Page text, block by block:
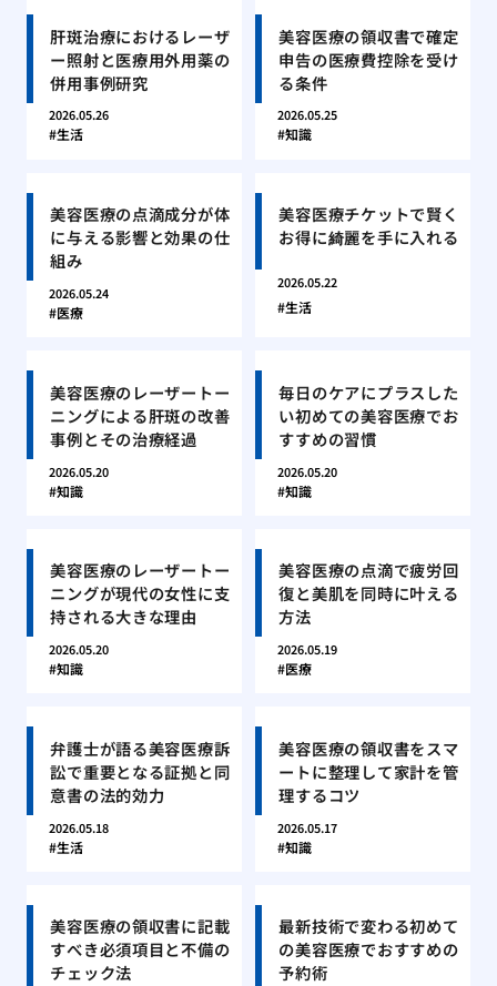
肝斑治療におけるレーザ
ー照射と医療用外用薬の
併用事例研究
2026.05.26
生活
美容医療の領収書で確定
申告の医療費控除を受け
る条件
2026.05.25
知識
美容医療の点滴成分が体
に与える影響と効果の仕
組み
2026.05.24
医療
美容医療チケットで賢く
お得に綺麗を手に入れる
2026.05.22
生活
美容医療のレーザートー
ニングによる肝斑の改善
事例とその治療経過
2026.05.20
知識
毎日のケアにプラスした
い初めての美容医療でお
すすめの習慣
2026.05.20
知識
美容医療のレーザートー
ニングが現代の女性に支
持される大きな理由
2026.05.20
知識
美容医療の点滴で疲労回
復と美肌を同時に叶える
方法
2026.05.19
医療
弁護士が語る美容医療訴
訟で重要となる証拠と同
意書の法的効力
2026.05.18
生活
美容医療の領収書をスマ
ートに整理して家計を管
理するコツ
2026.05.17
知識
美容医療の領収書に記載
すべき必須項目と不備の
チェック法
最新技術で変わる初めて
の美容医療でおすすめの
予約術